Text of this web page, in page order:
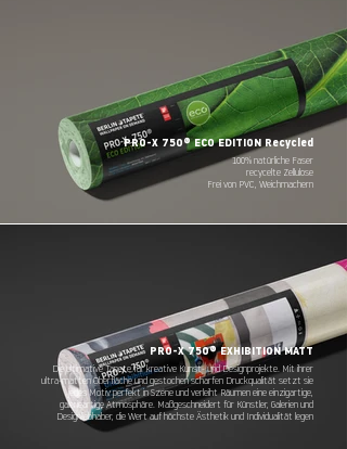
PRO-X 750® ECO EDITION Recycled
100% natürliche Faser
recycelte Zellulose
Frei von PVC, Weichmachern
PRO-X 750® EXHIBITION MATT
Die ultimative Tapete für kreative Kunst- und Designprojekte. Mit ihrer
ultra-matten Oberfläche und gestochen scharfen Druckqualität setzt sie
jedes Motiv perfekt in Szene und verleiht Räumen eine einzigartige,
galerieartige Atmosphäre. Maßgeschneidert für Künstler, Galerien und
Designliebhaber, die Wert auf höchste Ästhetik und Individualität legen